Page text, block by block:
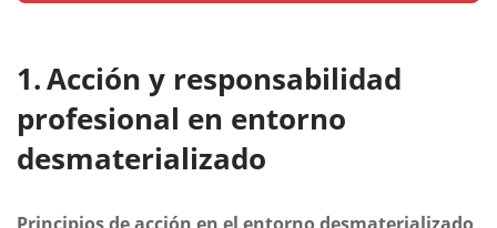
Acción y responsabilidad
profesional en entorno
desmaterializado